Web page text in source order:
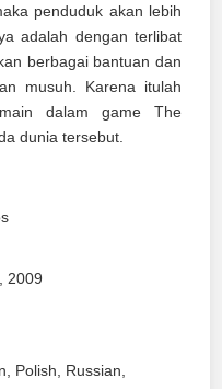
penduduk akan lebih
adalah dengan terlibat
berbagai bantuan dan
musuh. Karena itulah
dalam game The
dunia tersebut.
2009
Polish, Russian,